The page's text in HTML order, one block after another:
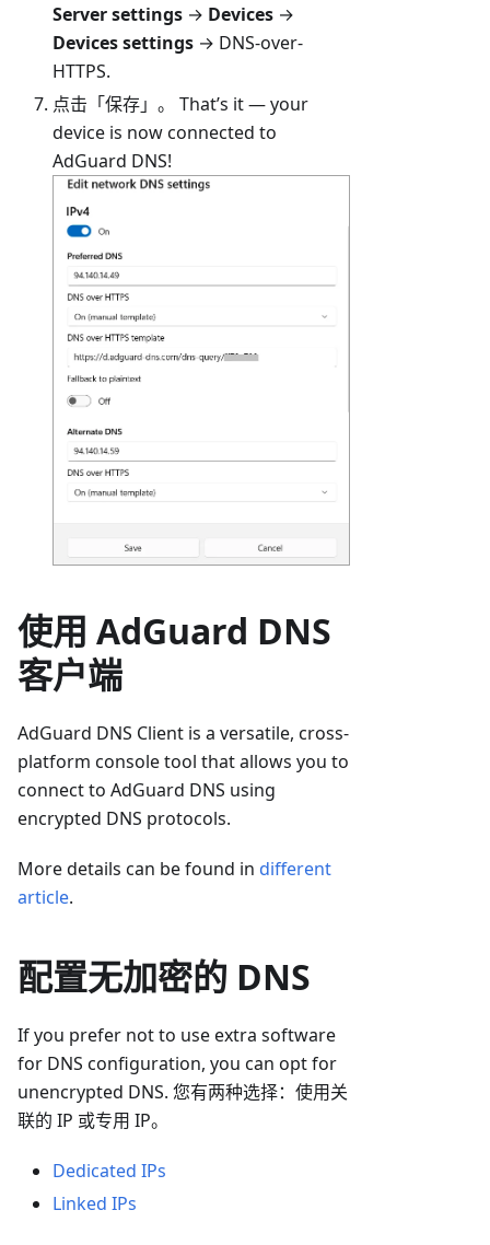
Server settings → Devices →
Devices settings → DNS-over-
HTTPS.
点击「保存」。 That’s it — your
device is now connected to
AdGuard DNS!
使用 AdGuard DNS
客户端
AdGuard DNS Client is a versatile, cross-
platform console tool that allows you to
connect to AdGuard DNS using
encrypted DNS protocols.
More details can be found in different
article.
配置无加密的 DNS
If you prefer not to use extra software
for DNS configuration, you can opt for
unencrypted DNS. 您有两种选择：使用关
联的 IP 或专用 IP。
Dedicated IPs
Linked IPs